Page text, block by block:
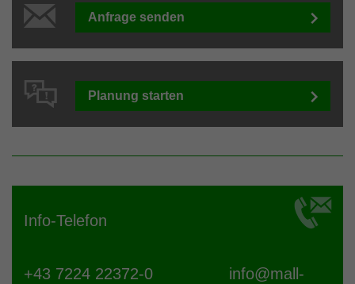
Anfrage senden
Planung starten
Info-Telefon
+43 7224 22372-0 info@mall-